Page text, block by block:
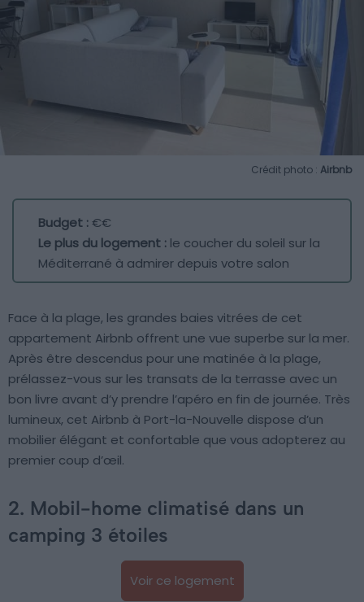
Crédit photo : Airbnb
Budget :€€
Le plus du logement : le coucher du soleil sur la
Méditerrané à admirer depuis votre salon
Face à la plage, les grandes baies vitrées de cet
appartement Airbnb offrent une vue superbe sur la mer.
Après être descendus pour une matinée à la plage,
prélassez-vous sur les transats de la terrasse avec un
bon livre avant d’y prendre l’apéro en fin de journée. Très
lumineux, cet Airbnb à Port-la-Nouvelle dispose d’un
mobilier élégant et confortable que vous adopterez au
premier coup d’œil.
2. Mobil-home climatisé dans un
camping 3 étoiles
Voir ce logement